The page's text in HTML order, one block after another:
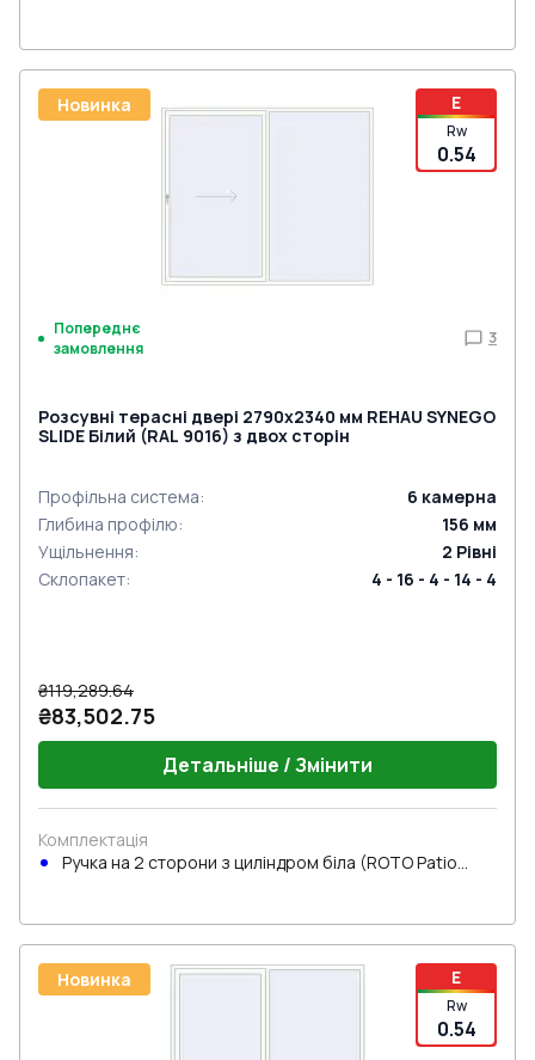
E
Rw
0.54
Новинка
Попереднє
замовлення
3
Розсувні терасні двері 2790x2340 мм REHAU SYNEGO
SLIDE Білий (RAL 9016) з двох сторін
Профільна система: 6 камерна
Глибина профілю: 156 мм
Ущільнення: 2 Рівні
Склопакет: 4 - 16 - 4 - 14 - 4
₴119,289.64
₴83,502.75
Детальніше / Змінити
Комплектація
Ручка на 2 сторони з циліндром біла (ROTO Patio
E
Rw
0.54
Новинка